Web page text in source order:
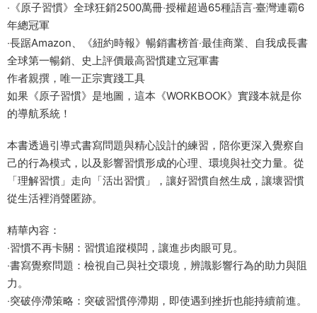
‧《原子習慣》全球狂銷2500萬冊‧授權超過65種語言‧臺灣連霸6
年總冠軍
‧長踞Amazon、《紐約時報》暢銷書榜首‧最佳商業、自我成長書
全球第一暢銷、史上評價最高習慣建立冠軍書
作者親撰，唯一正宗實踐工具
如果《原子習慣》是地圖，這本《WORKBOOK》實踐本就是你
的導航系統！
本書透過引導式書寫問題與精心設計的練習，陪你更深入覺察自
己的行為模式，以及影響習慣形成的心理、環境與社交力量。從
「理解習慣」走向「活出習慣」，讓好習慣自然生成，讓壞習慣
從生活裡消聲匿跡。
精華內容：
‧習慣不再卡關：習慣追蹤模闆，讓進步肉眼可見。
‧書寫覺察問題：檢視自己與社交環境，辨識影響行為的助力與阻
力。
‧突破停滯策略：突破習慣停滯期，即使遇到挫折也能持續前進。